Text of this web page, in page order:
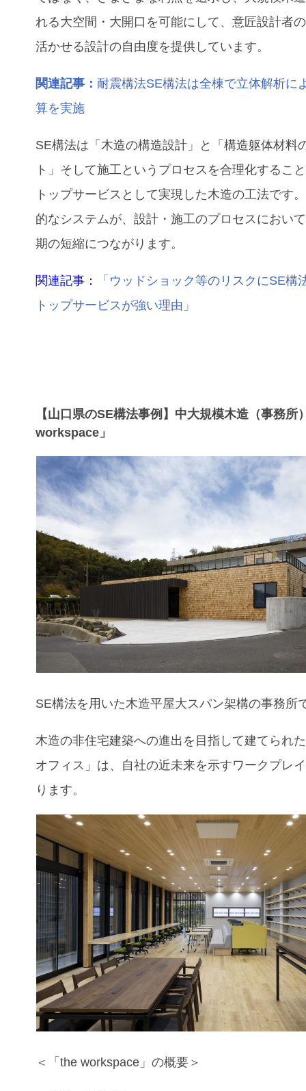
れる大空間・大開口を可能にして、意匠設計者
活かせる設計の自由度を提供しています。
関連記事： 耐震構法SE構法は全棟で立体解析に
算を実施
SE構法は「木造の構造設計」と「構造躯体材料
ト」そして施工というプロセスを合理化するこ
トップサービスとして実現した木造の工法です
的なシステムが、設計・施工のプロセスにおい
期の短縮につながります。
関連記事：
「ウッドショック等のリスクにSE構
トップサービスが強い理由」
【山口県のSE構法事例】中大規模木造（事務所
workspace」
SE構法を用いた木造平屋大スパン架構の事務所
木造の非住宅建築への進出を目指して建てられ
オフィス」は、自社の近未来を示すワークプレ
ります。
＜「the workspace」の概要＞